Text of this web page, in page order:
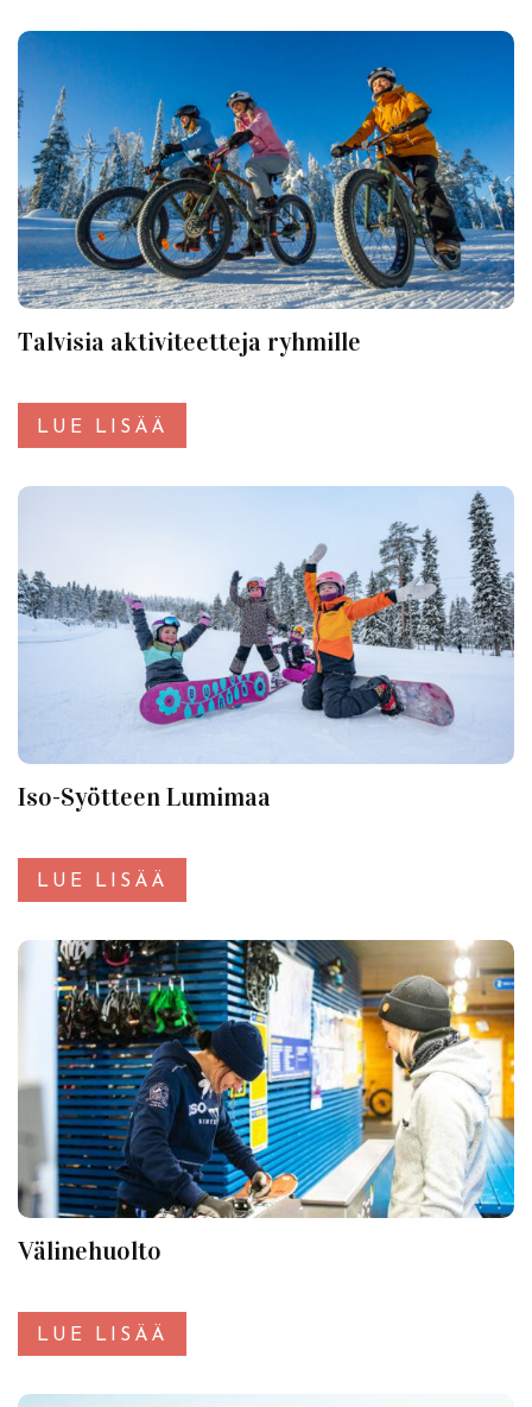
Talvisia aktiviteetteja ryhmille
LUE LISÄÄ
Iso-Syötteen Lumimaa
LUE LISÄÄ
Välinehuolto
LUE LISÄÄ